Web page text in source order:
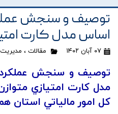
توصيف و سنجش
اساس مدل کارت
۰۷ آبان ۱۴۰۲ مقالات ،
توصيف و سنجش عملکرد
مدل کارت امتيازي
کل امور مالياتي استان